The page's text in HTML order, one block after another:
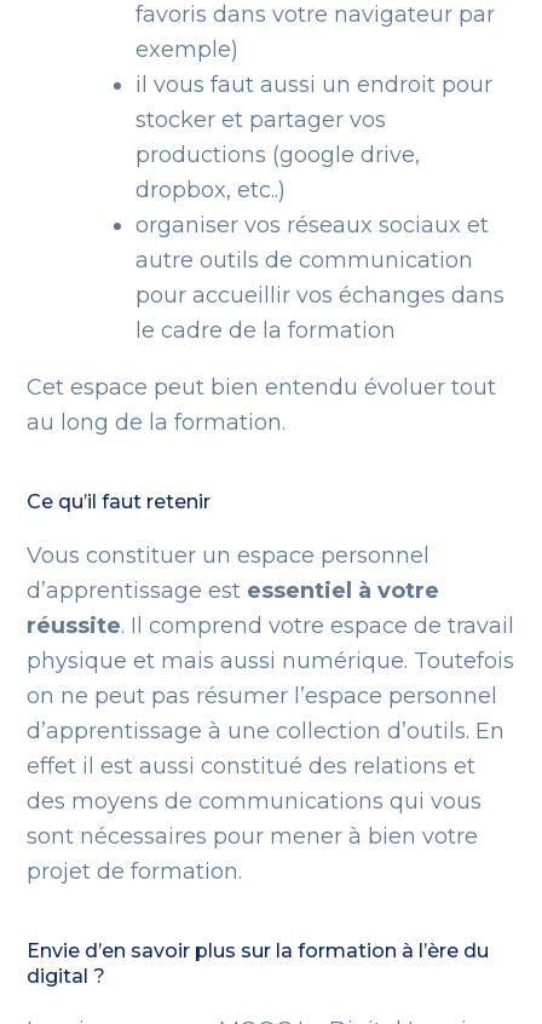
favoris dans votre navigateur par
exemple)
il vous faut aussi un endroit pour
stocker et partager vos
productions (google drive,
dropbox, etc..)
organiser vos réseaux sociaux et
autre outils de communication
pour accueillir vos échanges dans
le cadre de la formation
Cet espace peut bien entendu évoluer tout
au long de la formation.
Ce qu’il faut retenir
Vous constituer un espace personnel
d’apprentissage est essentiel à votre
réussite. Il comprend votre espace de travail
physique et mais aussi numérique. Toutefois
on ne peut pas résumer l’espace personnel
d’apprentissage à une collection d’outils. En
effet il est aussi constitué des relations et
des moyens de communications qui vous
sont nécessaires pour mener à bien votre
projet de formation.
Envie d’en savoir plus sur la formation à l’ère du
digital ?